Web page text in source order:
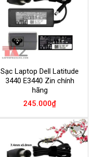
Sạc Laptop Dell Latitude
3440 E3440 Zin chính
hãng
245.000₫
Add to
Wishlist